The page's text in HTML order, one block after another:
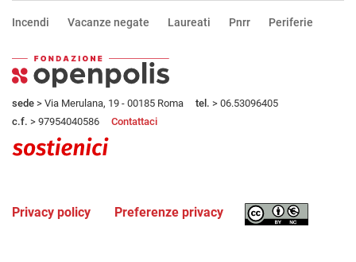
Incendi Vacanze negate Laureati Pnrr Periferie
sede > Via Merulana, 19 - 00185 Roma tel. > 06.53096405
c.f. > 97954040586 Contattaci
Privacy policy Preferenze privacy